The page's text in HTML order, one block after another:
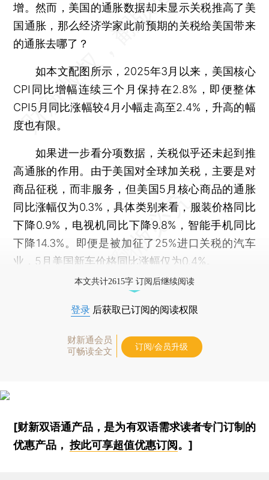
增。然而，美国的通胀数据却未显示关税推高了美
国通胀，那么经济学家此前预期的关税给美国带来
的通胀去哪了？
如本文配图所示，2025年3月以来，美国核心
CPI同比增幅连续三个月保持在2.8%，即便整体
CPI5月同比涨幅较4月小幅走高至2.4%，升高的幅
度也有限。
如果进一步看分项数据，关税似乎还未起到推
高通胀的作用。由于美国对全球加关税，主要是对
商品征税，而非服务，但美国5月核心商品的通胀
同比涨幅仅为0.3%，具体类别来看，服装价格同比
下降0.9%，电视机同比下降9.8%，智能手机同比
下降14.3%。即便是被加征了25%进口关税的汽车
业，5月美国新车价格同比涨幅仅为0.4%。
本文共计2615字 订阅后继续阅读
登录 后获取已订阅的阅读权限
财新通会员
可畅读全文
订阅/会员升级
[财新双语通产品，是为有双语需求读者专门订制的
优惠产品，按此可享超值优惠订阅 。]